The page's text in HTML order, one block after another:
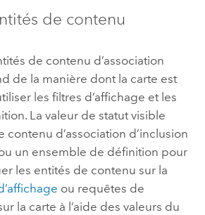
de contenu
de contenu d’association
de la manière dont la carte est
les filtres d’affichage et les
La valeur de statut visible
contenu d’association d’inclusion
un ensemble de définition pour
les entités de contenu sur la
ou requêtes de
la carte à l’aide des valeurs du